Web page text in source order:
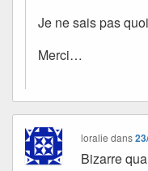
Je ne sais pas
Merci…
loralie dans
Bizarre